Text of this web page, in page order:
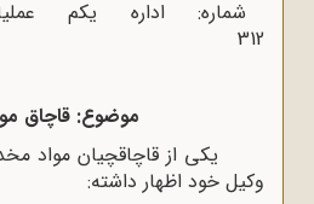
312 تاریخ: 17 /11 /41
موضوع: قاچاق
یکی از قاچاقچیان مواد
وکیل خود اظهار داشته: